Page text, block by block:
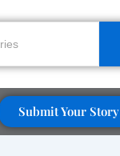
Submit Your Story